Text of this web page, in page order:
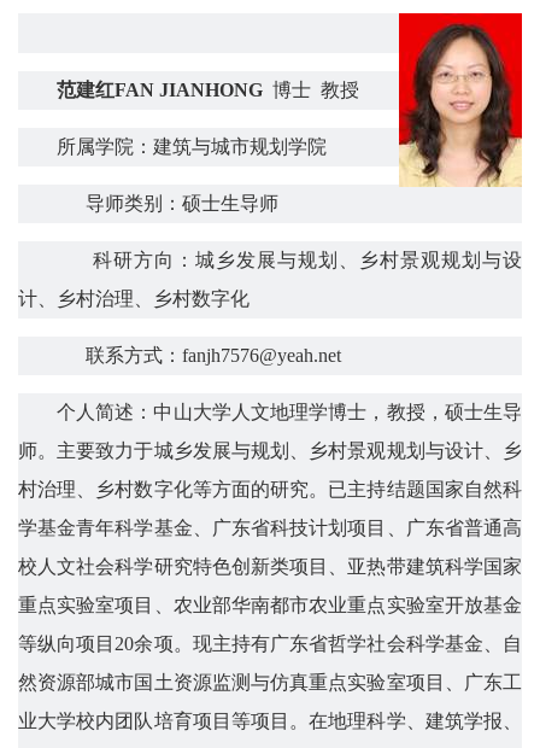
范建红FAN JIANHONG 博士 教授
所属学院：建筑与城市规划学院
导师类别：硕士生导师
科研方向： 城乡发展与规划、 乡村景观规划与设
计、
乡村治理、乡村数字化
联系方式： fanjh7576@yeah.net
个人简述 ： 中山大学 人文地理学博士， 教授 ，硕士生导
师。主要致力于城乡发展与规划、 乡村景观规划与设计、
乡
村治理、乡村数字化等方面的研究。已主持结题国家自然科
学基金青年科学基金、广东省科技计划项目、广东省普通高
校人文社会科学研究特色创新类项目、亚热带建筑科学国家
重点实验室项目、农业部华南都市农业重点实验室开放基金
等纵向项目 20余项。现主持有广东省哲学社会科学基金、自
然资源部城市国土资源监测与仿真重点实验室项目、广东工
业大学校内团队培育项目等项 目 。在地理科学、建筑学报、